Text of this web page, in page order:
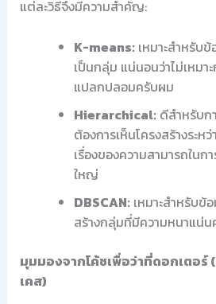
แต่ละวิธีจึงมีความสำคัญ:
K-means: เหมาะสำหรับ
เป็นกลุ่ม แน่นอนว่าไม่เหม
แปลกปลอมครับผม
Hierarchical: ดีสำหรับก
ต้องการเห็นโครงสร้างระ
เรื่องของความสามารถใน
ใหญ่
DBSCAN: เหมาะสำหรับ
สร้างกลุ่มที่มีความหนาแน่
มุมมองจากโค้ชเพื่อว่าที่ดอกเตอร์
เคส)